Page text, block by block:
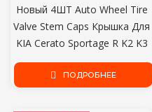
Новый 4ШТ Auto Wheel Tire
Valve Stem Caps Крышка Для
KIA Cerato Sportage R K2 K3
K5 RIO 3 4 sorento
Автомобильные аксессуары
ПОДРОБНЕЕ